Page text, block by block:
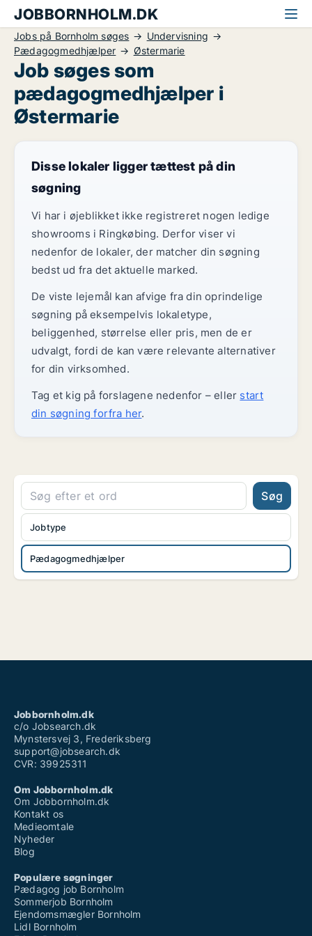
JOBBORNHOLM.DK
Jobs på Bornholm søges
Undervisning
Pædagogmedhjælper
Østermarie
Job søges som
pædagogmedhjælper i
Østermarie
Disse lokaler ligger tættest på din
søgning
Vi har i øjeblikket ikke registreret nogen ledige
showrooms i Ringkøbing. Derfor viser vi
nedenfor de lokaler, der matcher din søgning
bedst ud fra det aktuelle marked.
De viste lejemål kan afvige fra din oprindelige
søgning på eksempelvis lokaletype,
beliggenhed, størrelse eller pris, men de er
udvalgt, fordi de kan være relevante alternativer
for din virksomhed.
Tag et kig på forslagene nedenfor – eller start
din søgning forfra her.
Søg
Pædagogmedhjælper
Jobtype
Jobbornholm.dk
c/o Jobsearch.dk
Mynstersvej 3, Frederiksberg
support@jobsearch.dk
CVR: 39925311
Om Jobbornholm.dk
Om Jobbornholm.dk
Kontakt os
Medieomtale
Nyheder
Blog
Populære søgninger
Pædagog job Bornholm
Sommerjob Bornholm
Ejendomsmægler Bornholm
Lidl Bornholm